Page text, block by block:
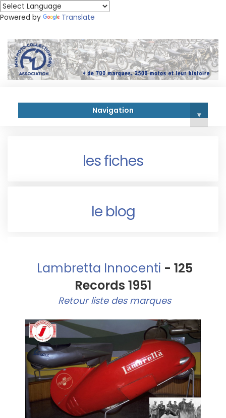
Powered by Translate
Navigation ▾
les fiches
le blog
Lambretta Innocenti - 125
Records 1951
Retour liste des marques